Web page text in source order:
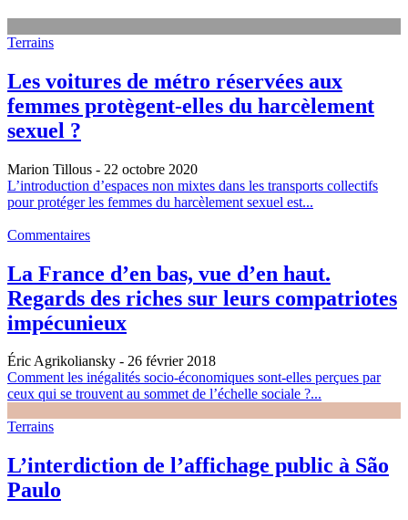
Terrains
Les voitures de métro réservées aux
femmes protègent-elles du harcèlement
sexuel ?
Marion Tillous - 22 octobre 2020
L’introduction d’espaces non mixtes dans les transports collectifs
pour protéger les femmes du harcèlement sexuel est...
Commentaires
La France d’en bas, vue d’en haut.
Regards des riches sur leurs compatriotes
impécunieux
Éric Agrikoliansky - 26 février 2018
Comment les inégalités socio-économiques sont-elles perçues par
ceux qui se trouvent au sommet de l’échelle sociale ?...
Terrains
L’interdiction de l’affichage public à São
Paulo